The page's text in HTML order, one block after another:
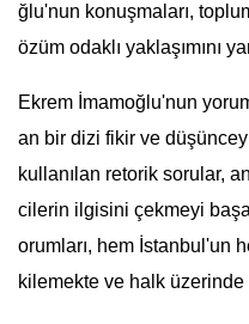
ğlu'nun konuşmaları,
özüm odaklı yaklaşımını
Ekrem İmamoğlu'nun
an bir dizi fikir ve
kullanılan retorik sorular,
cilerin ilgisini çekmeyi
orumları, hem İstanbul'un
kilemekte ve halk üzerinde